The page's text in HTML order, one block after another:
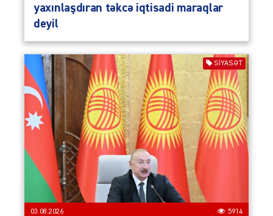
yaxınlaşdıran təkcə iqtisadi maraqlar
deyil
SIYASƏT
03.08.2026 5914